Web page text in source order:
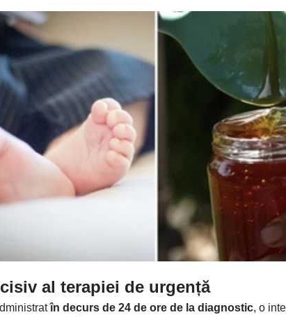
al terapiei de urgență
în decurs de 24 de ore de la diagnostic, o